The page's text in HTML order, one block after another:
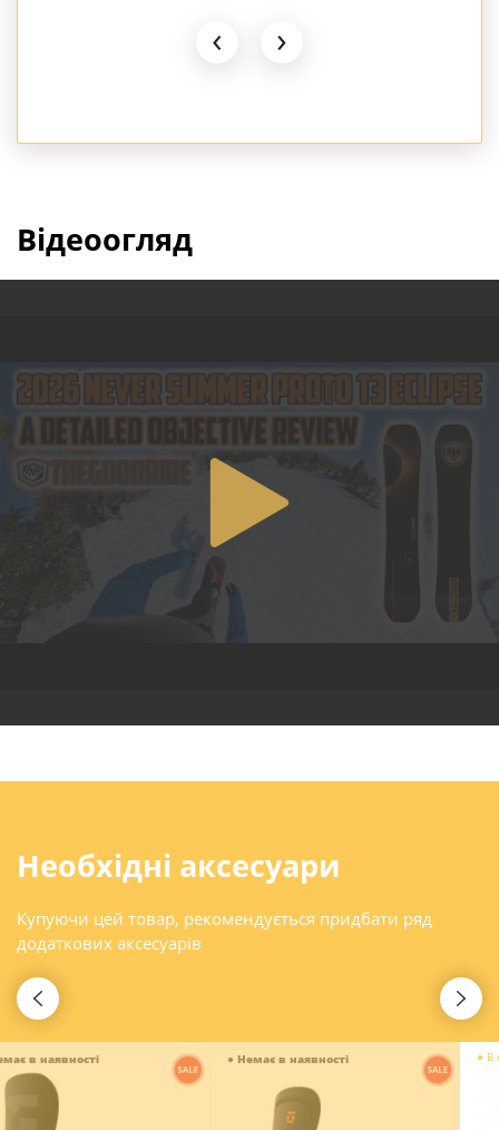
‹ ›
Відеоогляд
Необхідні аксесуари
Купуючи цей товар, рекомендується придбати ряд
додаткових аксесуарів
●Немає в наявності ●В наявності